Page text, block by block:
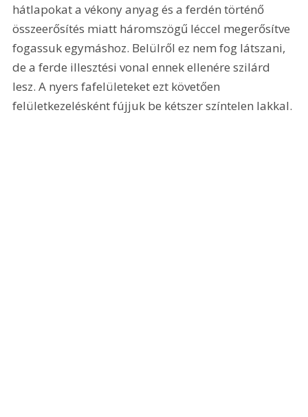
hátlapokat a vékony anyag és a ferdén történő
összeerősítés miatt háromszögű léccel megerősítve
fogassuk egymáshoz. Belülről ez nem fog látszani,
de a ferde illesztési vonal ennek ellenére szilárd
lesz. A nyers fafelületeket ezt követően
felületkezelésként fújjuk be kétszer színtelen lakkal.